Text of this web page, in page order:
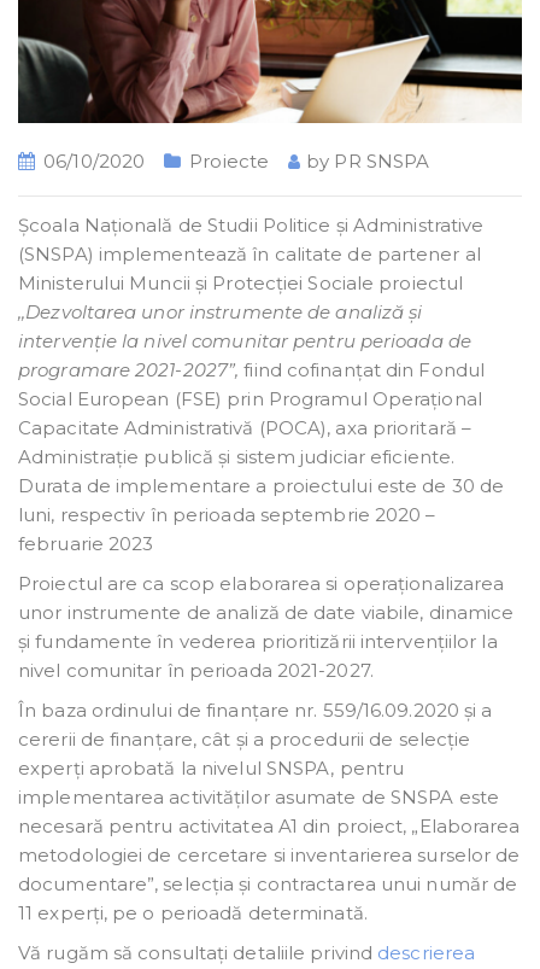
06/10/2020 Proiecte by PR SNSPA
Școala Națională de Studii Politice și Administrative
(SNSPA) implementează în calitate de partener al
Ministerului Muncii și Protecției Sociale proiectul
,,Dezvoltarea unor instrumente de analiză și
intervenție la nivel comunitar pentru perioada de
programare 2021-2027”,fiind cofinanțat din Fondul
Social European (FSE) prin Programul Operațional
Capacitate Administrativă (POCA), axa prioritară –
Administrație publică și sistem judiciar eficiente.
Durata de implementare a proiectului este de 30 de
luni, respectiv în perioada septembrie 2020 –
februarie 2023
Proiectul are ca scop elaborarea si operaționalizarea
unor instrumente de analiză de date viabile, dinamice
și fundamente în vederea prioritizării intervențiilor la
nivel comunitar în perioada 2021-2027.
În baza ordinului de finanțare nr. 559/16.09.2020 și a
cererii de finanțare, cât și a procedurii de selecție
experți aprobată la nivelul SNSPA, pentru
implementarea activităților asumate de SNSPA este
necesară pentru activitatea A1 din proiect, „Elaborarea
metodologiei de cercetare si inventarierea surselor de
documentare”, selecția și contractarea unui număr de
11 experți, pe o perioadă determinată.
Vă rugăm să consultați detaliile privind descrierea